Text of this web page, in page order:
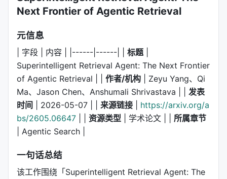
Next Frontier of Agentic Retrieval
元信息
| 字段 | 内容 | |------|------| | 标题
Superintelligent Retrieval Agent: The Next Frontier
of Agentic Retrieval | | 作者/机构 | Zeyu Yang、Qi
Ma、Jason Chen、Anshumali Shrivastava | | 发表
时间 | 2026-05-07 | | 来源链接
https://arxiv.org/a
bs/2605.06647
资源类型 | 学术论文 | | 所属章节
| Agentic Search |
一句话总结
该工作围绕「Superintelligent Retrieval Agent: The